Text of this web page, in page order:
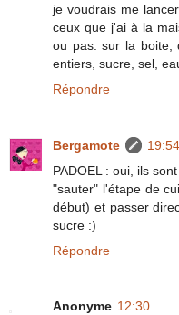
je voudrais me
ceux que j'ai à la
ou pas. sur la boite,
entiers, sucre, sel,
Répondre
Bergamote
19:54
PADOEL : oui, ils
"sauter" l'étape de
début) et passer
sucre :)
Répondre
Anonyme 12:30